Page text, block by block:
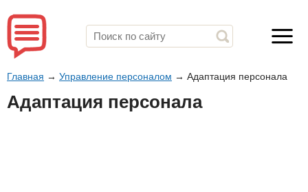
Главная → Управление персоналом → Адаптация персонала
Адаптация персонала